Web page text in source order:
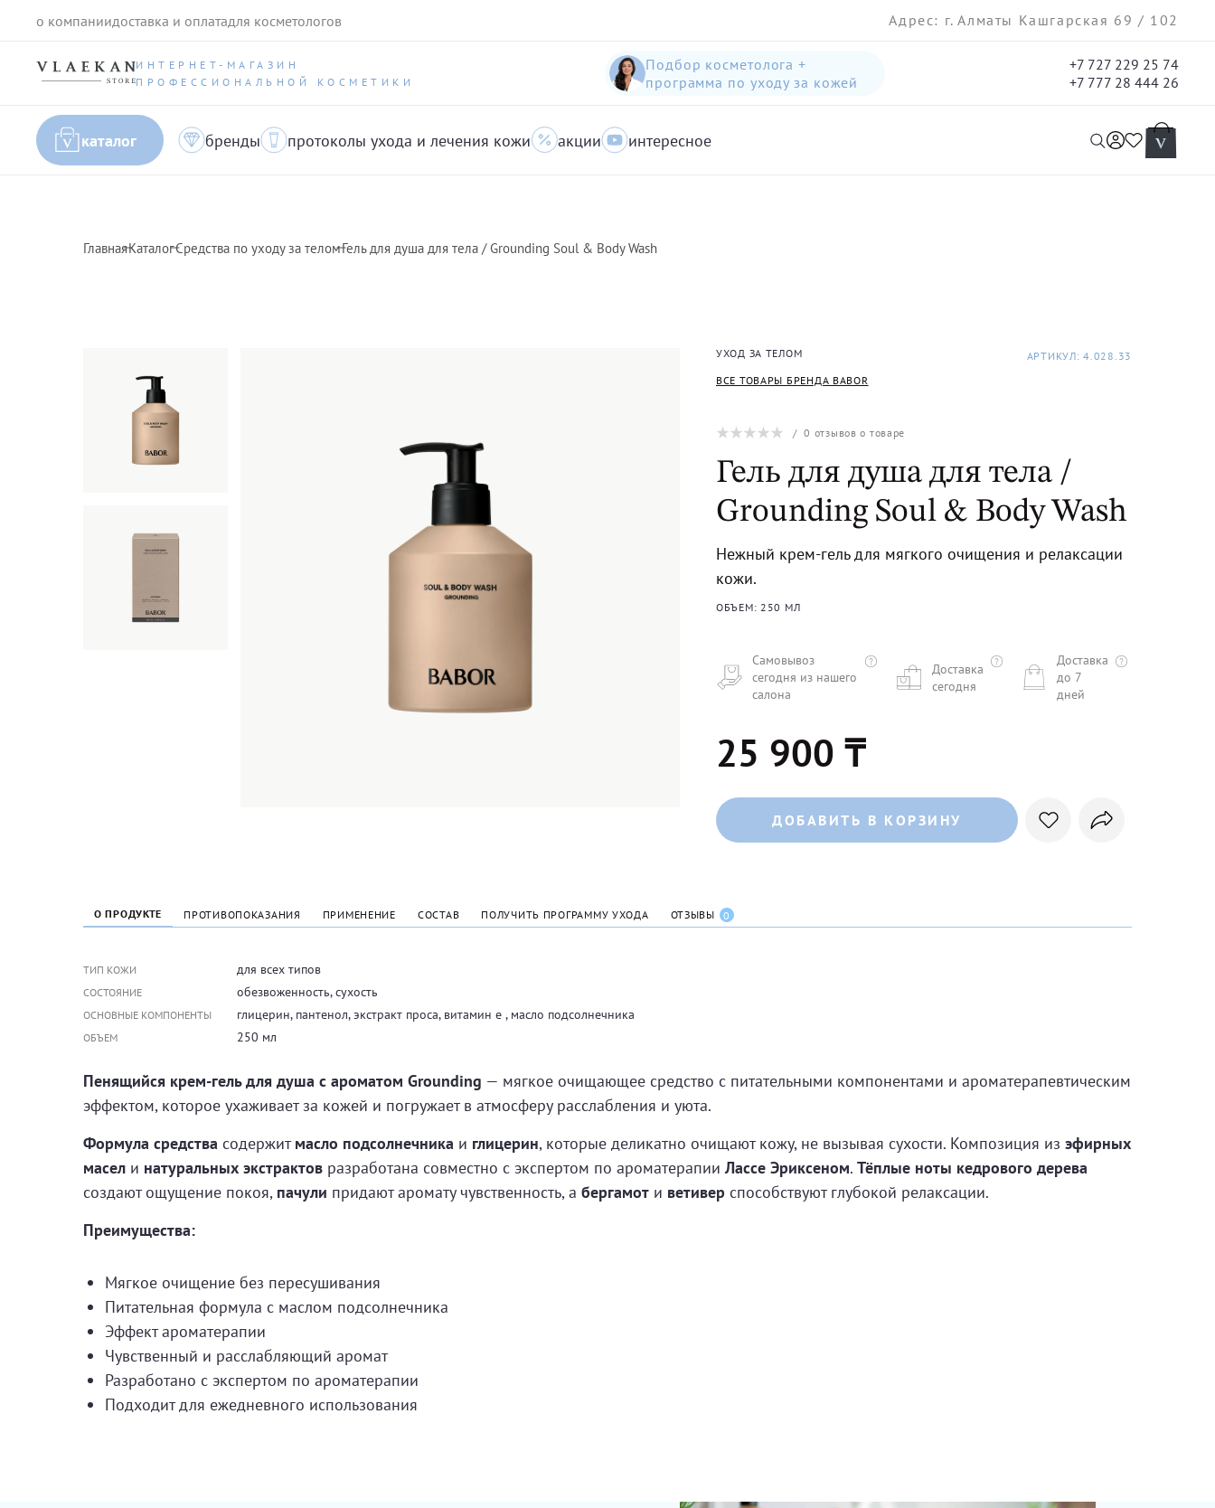
о компаниидоставка и оплатадля косметологов Адрес: г. Алматы Кашгарская 69 / 102
ИНТЕРНЕТ-МАГАЗИН
ПРОФЕССИОНАЛЬНОЙ КОСМЕТИКИ
Подбор косметолога +
программа по уходу за кожей
+7 727 229 25 74
+7 777 28 444 26
каталог бренды протоколы ухода и лечения кожи акции интересное
ГлавнаяКаталогСредства по уходу за теломГель для душа для тела / Grounding Soul & Body Wash
УХОД ЗА ТЕЛОМ
ВСЕ ТОВАРЫ БРЕНДА BABOR
АРТИКУЛ: 4.028.33
/0 отзывов о товаре
Гель для душа для тела /
Grounding Soul & Body Wash
Нежный крем-гель для мягкого очищения и релаксации
кожи.
ОБЪЕМ: 250 МЛ
Самовывоз
сегодня из нашего
салона
Доставка
сегодня
Доставка
до 7
дней
25 900 ₸
ДОБАВИТЬ В КОРЗИНУ
О ПРОДУКТЕ ПРОТИВОПОКАЗАНИЯ ПРИМЕНЕНИЕ СОСТАВ ПОЛУЧИТЬ ПРОГРАММУ УХОДА ОТЗЫВЫ 0
ТИП КОЖИ для всех типов
СОСТОЯНИЕ обезвоженность, сухость
ОСНОВНЫЕ КОМПОНЕНТЫ глицерин, пантенол, экстракт проса, витамин e , масло подсолнечника
ОБЪЕМ 250 мл
Пенящийся крем-гель для душа с ароматом Grounding — мягкое очищающее средство с питательными компонентами и ароматерапевтическим
эффектом, которое ухаживает за кожей и погружает в атмосферу расслабления и уюта.
Формула средства содержитмасло подсолнечника и глицерин, которые деликатно очищают кожу, не вызывая сухости. Композиция из эфирных
масел и натуральных экстрактов разработана совместно с экспертом по ароматерапииЛассе Эриксеном. Тёплые ноты кедрового дерева
создают ощущение покоя, пачули придают аромату чувственность, а бергамот и ветивер способствуют глубокой релаксации.
Преимущества:
Мягкое очищение без пересушивания
Питательная формула с маслом подсолнечника
Эффект ароматерапии
Чувственный и расслабляющий аромат
Разработано с экспертом по ароматерапии
Подходит для ежедневного использования